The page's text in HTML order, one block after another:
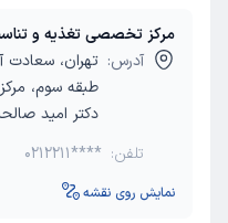
مرکز تخصصی تغذیه و
آدرس: تهران، سعادت
طبقه سوم،
دکتر امید
تلفن: 0212211****
نمایش روی نقشه